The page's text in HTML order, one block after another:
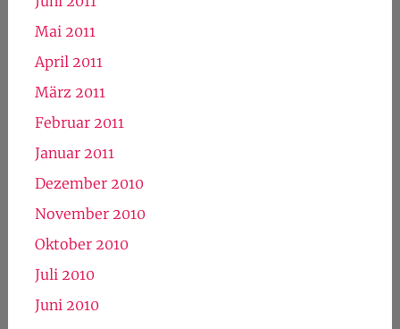
Februar 2012
Januar 2012
Dezember 2011
November 2011
Oktober 2011
September 2011
August 2011
Juni 2011
Mai 2011
April 2011
März 2011